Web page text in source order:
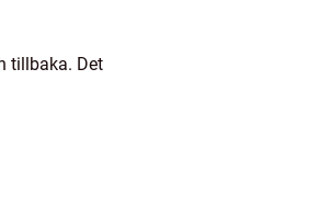
tillbaka. Det